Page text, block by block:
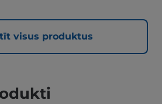
visus produktus